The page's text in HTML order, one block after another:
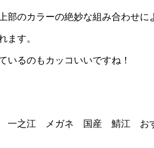
部のカラーの絶妙な組み合わせに
ます。
いるのもカッコいいですね！